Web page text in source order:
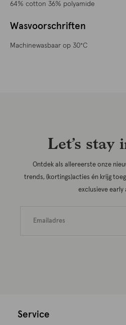
64% cotton 36% polyamide
Wasvoorschriften
Machinewasbaar op 30°C
Let’s stay
Ontdek als allereerste onze
trends, (kortings)acties én krijg
exclusieve early
Service